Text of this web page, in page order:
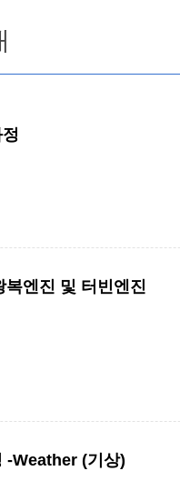
엔진 및 터빈엔진
-Weather (기상)